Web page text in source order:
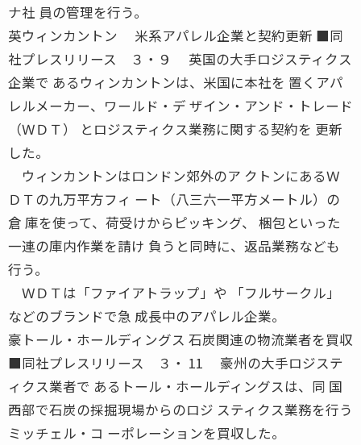
ナ社 員の管理を行う。
英ウィンカントン 米系アパレル企業と契約更新 ■同
社プレスリリース ３・９ 英国の大手ロジスティクス
企業で あるウィンカントンは、米国に本社を 置くアパ
レルメーカー、ワールド・デ ザイン・アンド・トレード
（ＷＤＴ） とロジスティクス業務に関する契約を 更新
した。
ウィンカントンはロンドン郊外のア クトンにあるＷ
ＤＴの九万平方フィ ート（八三六一平方メートル）の
倉 庫を使って、荷受けからピッキング、 梱包といった
一連の庫内作業を請け 負うと同時に、返品業務なども
行う。
ＷＤＴは「ファイアトラップ」や 「フルサークル」
などのブランドで急 成長中のアパレル企業。
豪トール・ホールディングス 石炭関連の物流業者を買収
■同社プレスリリース ３・ 11 豪州の大手ロジステ
ィクス業者で あるトール・ホールディングスは、同 国
西部で石炭の採掘現場からのロジ スティクス業務を行う
ミッチェル・コ ーポレーションを買収した。